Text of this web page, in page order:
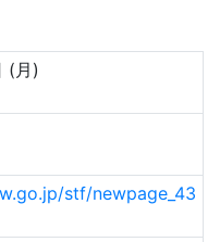
(月)
stf/newpage_43